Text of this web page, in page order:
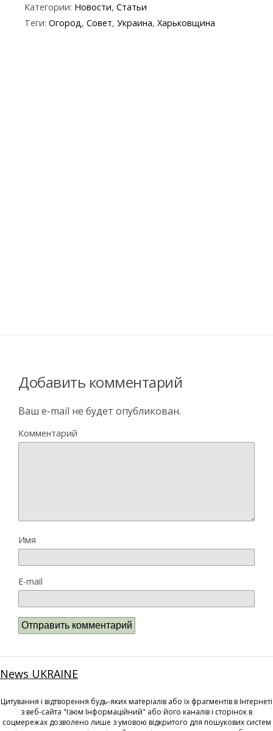
e itt
er
e er at y
p
t ai
Категории: Новости, Статьи
Теги: Огород, Совет, Украина, Харьковщина
Добавить комментарий
Ваш e-mail не будет опубликован.
Комментарий
Имя
E-mail
News UKRAINE
Цитування і відтворення будь-яких матеріалів або їх фрагментів в Інтернеті
з веб-сайта "Ізюм Інформаційний" або його каналів і сторінок в
соцмережах дозволено лише з умовою відкритого для пошукових систем